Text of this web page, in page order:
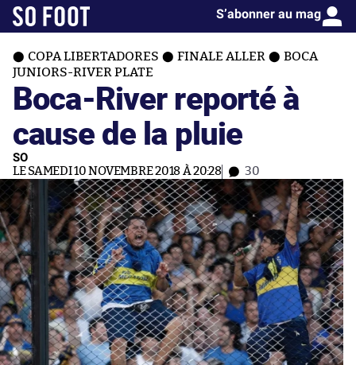
S’abonner au mag
COPA LIBERTADORES FINALE ALLER
BOCA
JUNIORS-RIVER PLATE
Boca-River reporté à
cause de la pluie
SO
LE SAMEDI 10 NOVEMBRE 2018 À 20:28 30